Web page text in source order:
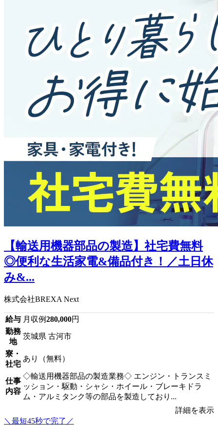
【輸送用機器部品の製造】社宅費無料
◎便利な生活家電&備品付き！／土日休
み&...
株式会社BREXA Next
給与 月収例280,000円
勤務
地
茨城県 古河市
寮・
社宅
あり（無料）
仕事
内容
◇輸送用機器部品の製造業務◇ エンジン・トランスミ
ッション・駆動・シャシ・ホイール・ブレーキドラ
ム・アルミタンク等の部品を製造しており...
詳細を表示
＼最短45秒で完了／